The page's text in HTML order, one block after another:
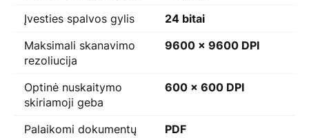
Įvesties spalvos gylis
24 bitai
Maksimali skanavimo
rezoliucija
9600 x 9600 DPI
Optinė nuskaitymo
skiriamoji geba
600 x 600 DPI
Palaikomi dokumentų
PDF